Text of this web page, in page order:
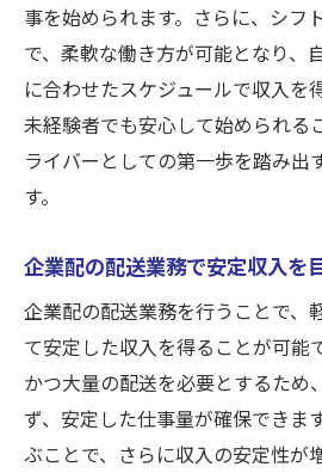
事を始められます。さらに、シフ
で、柔軟な働き方が可能となり、
に合わせたスケジュールで収入を
未経験者でも安心して始められる
ライバーとしての第一歩を踏み出
す。
企業配の配送業務で安定収入を
企業配の配送業務を行うことで、
て安定した収入を得ることが可能
かつ大量の配送を必要とするため
ず、安定した仕事量が確保できま
ぶことで、さらに収入の安定性が